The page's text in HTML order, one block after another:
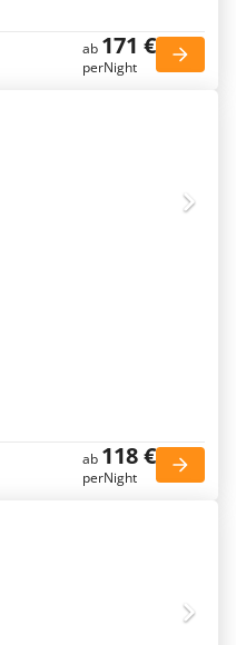
ab 171 €
perNight
ab 118 €
perNight